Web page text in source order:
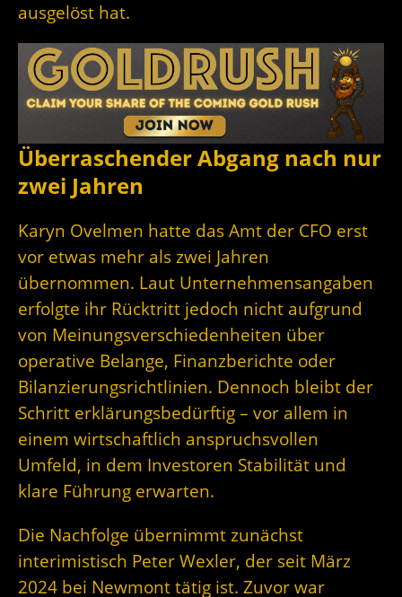
ausgelöst hat.
Überraschender Abgang nach nur
zwei Jahren
Karyn Ovelmen hatte das Amt der CFO erst
vor etwas mehr als zwei Jahren
übernommen. Laut Unternehmensangaben
erfolgte ihr Rücktritt jedoch nicht aufgrund
von Meinungsverschiedenheiten über
operative Belange, Finanzberichte oder
Bilanzierungsrichtlinien. Dennoch bleibt der
Schritt erklärungsbedürftig – vor allem in
einem wirtschaftlich anspruchsvollen
Umfeld, in dem Investoren Stabilität und
klare Führung erwarten.
Die Nachfolge übernimmt zunächst
interimistisch Peter Wexler, der seit März
2024 bei Newmont tätig ist. Zuvor war